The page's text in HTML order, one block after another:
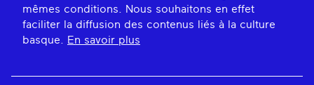
mêmes conditions. Nous souhaitons en effet
faciliter la diffusion des contenus liés à la culture
basque. En savoir plus